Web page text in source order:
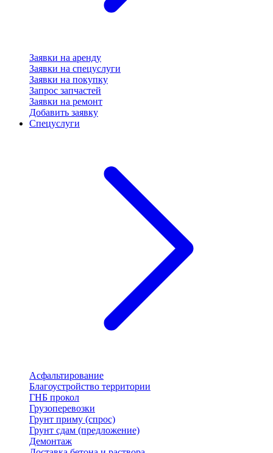
Заявки на аренду
Заявки на спецуслуги
Заявки на покупку
Запрос запчастей
Заявки на ремонт
Добавить заявку
Спецуслуги
Асфальтирование
Благоустройство территории
ГНБ прокол
Грузоперевозки
Грунт приму (спрос)
Грунт сдам (предложение)
Демонтаж